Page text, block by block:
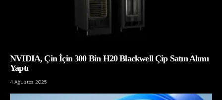
NVIDIA, Çin İçin 300 Bin H20 Blackwell Çip Satın Alımı
Yaptı
4 Ağustos 2025